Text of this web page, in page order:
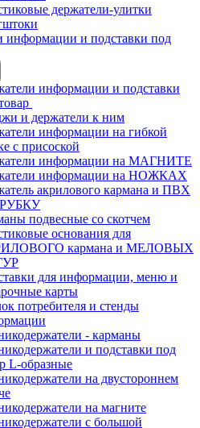
держатели-улитки
информации и подставки под
информации и подставки
и держатели к ним
информации на гибкой
с присоской
информации на МАГНИТЕ
информации на НОЖКАХ
акрилового кармана и ПВХ
подвесные со скотчем
основания для
кармана и МЕЛОВЫХ
для информации, меню и
карты
потребителя и стенды
- карманы
и подставки под
L-образные
на двустороннем
на магните
с большой